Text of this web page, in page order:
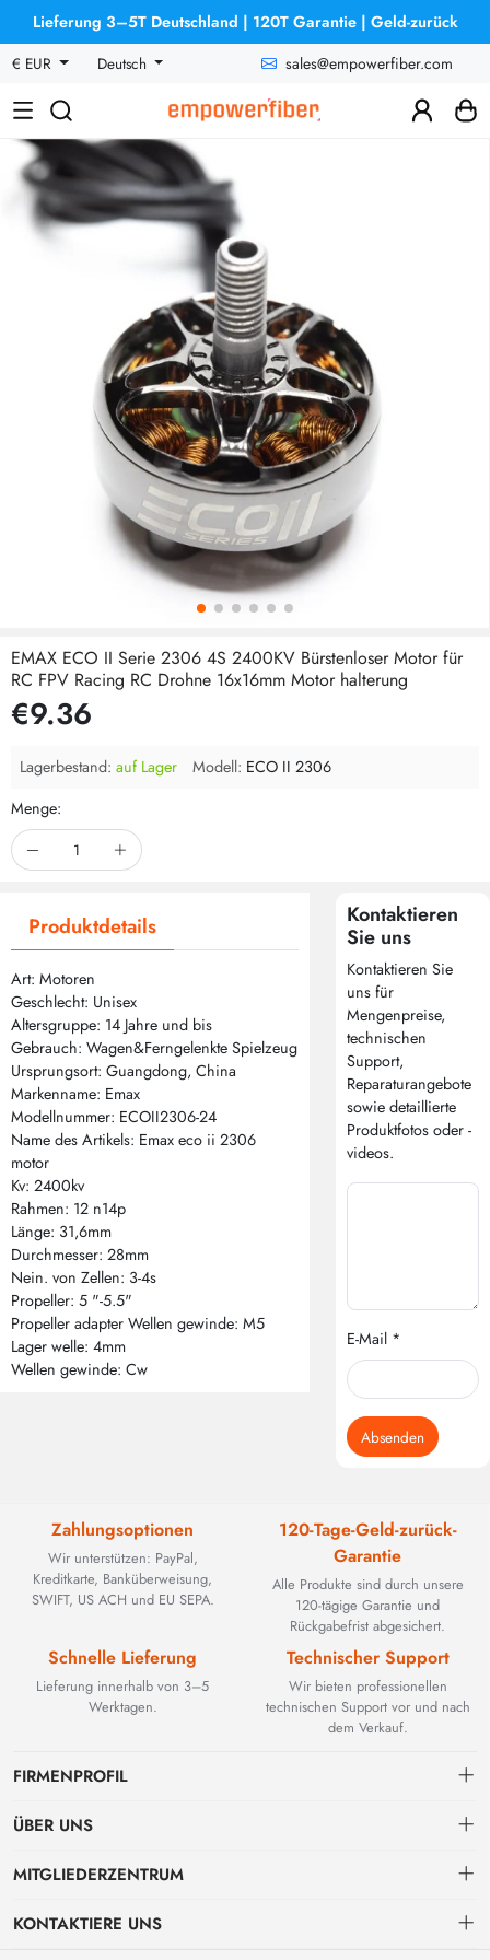
Lieferung 3–5T Deutschland | 120T Garantie | Geld-zurück
€ EUR
Deutsch sales@empowerfiber.com
EMAX ECO II Serie 2306 4S 2400KV Bürstenloser Motor für
RC FPV Racing RC Drohne 16x16mm Motor halterung
€9.36
Lagerbestand: auf Lager Modell: ECO II 2306
Menge:
Produktdetails
Art: Motoren
Geschlecht: Unisex
Altersgruppe: 14 Jahre und bis
Gebrauch: Wagen&Ferngelenkte Spielzeug
Ursprungsort: Guangdong, China
Markenname: Emax
Modellnummer: ECOII2306-24
Name des Artikels: Emax eco ii 2306
motor
Kv: 2400kv
Rahmen: 12 n14p
Länge: 31,6mm
Durchmesser: 28mm
Nein. von Zellen: 3-4s
Propeller: 5 "-5.5"
Propeller adapter Wellen gewinde: M5
Lager welle: 4mm
Wellen gewinde: Cw
Kontaktieren
Sie uns
Kontaktieren Sie
uns für
Mengenpreise,
technischen
Support,
Reparaturangebote
sowie detaillierte
Produktfotos oder -
videos.
E-Mail *
Absenden
Zahlungsoptionen
Wir unterstützen: PayPal,
Kreditkarte, Banküberweisung,
SWIFT, US ACH und EU SEPA.
120-Tage-Geld-zurück-
Garantie
Alle Produkte sind durch unsere
120-tägige Garantie und
Rückgabefrist abgesichert.
Schnelle Lieferung
Lieferung innerhalb von 3–5
Werktagen.
Technischer Support
Wir bieten professionellen
technischen Support vor und nach
dem Verkauf.
FIRMENPROFIL
BEYOND TECHNOLOGY INTERNATIONAL LIMITED wurde 2002
Glasfaserlösungen. Mit der Weiterentwicklung industrieller Netzwerke
ÜBER UNS
Kontakt
Zahlungs & Rechnungsbedingungen
MITGLIEDERZENTRUM
persönliches Zentrum
KONTAKTIERE UNS